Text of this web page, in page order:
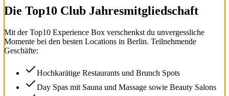
Die Top10 Club Jahresmitgliedschaft
Mit derTop10 Experience Box verschenkst du unvergessliche
Momente bei den besten Locations in Berlin. Teilnehmende
Geschäfte:
Hochkarätige Restaurants und Brunch Spots
Day Spas mit Sauna und Massage sowie Beauty Salons